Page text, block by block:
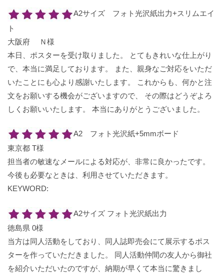
A2サイズ フォト光沢紙出力+スリムエイ
ト
大阪府 Ｎ様
本日、ポスターを受け取りました。 とてもきれいな仕上がり
で、本当に満足しております。 また、親身なご対応をいただ
いたことにも心より感謝いたします。 これからも、何かと注
文をお願いする機会がございますので、 その際はどうぞよろ
しくお願いいたします。 本当にありがとうございました。
A2 フォト光沢紙+5mmボード
東京都 T様
担当者の敏速なメールによる対応が、非常に良かったです。
今後も必要なときは、利用させていただきます。
KEYWORD:
A2サイズ フォト光沢紙出力
徳島県 0様
当方は同人活動をしており、同人誌即売会にて展示するポス
ターを作っていただきました。 同人活動仲間の友人から御社
を紹介いただいたのですが、納期が早くて本当に驚きまし